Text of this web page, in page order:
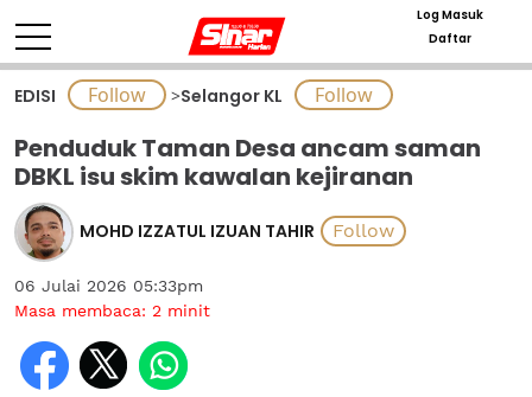
Log Masuk
Daftar
EDISI >Selangor KL
Penduduk Taman Desa ancam saman
DBKL isu skim kawalan kejiranan
MOHD IZZATUL IZUAN TAHIR
06 Julai 2026 05:33pm
Masa membaca: 2 minit